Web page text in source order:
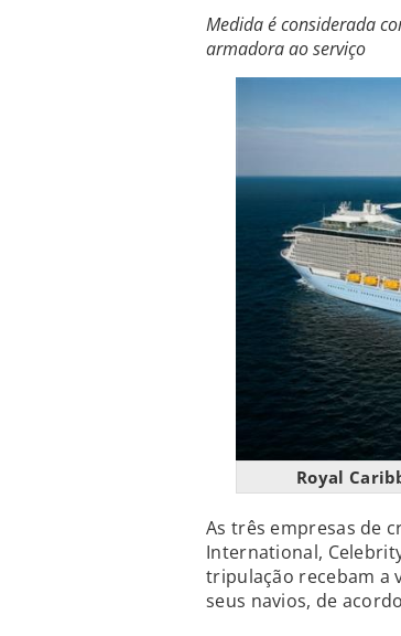
Medida é considerada
armadora ao serviço
Royal
As três empresas de
International,
tripulação recebam a
seus navios, de